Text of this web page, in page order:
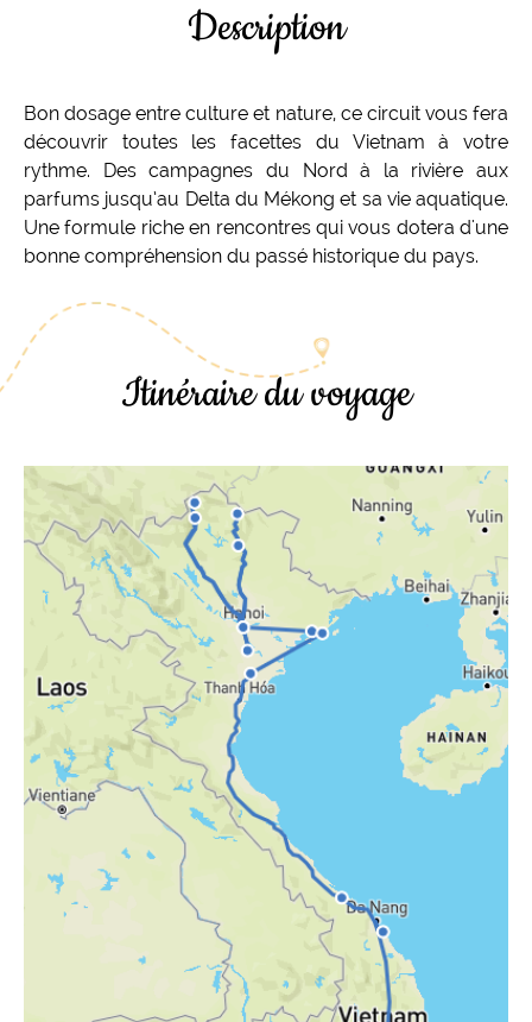
Description
Bon dosage entre culture et nature, ce circuit vous fera
découvrir toutes les facettes du Vietnam à votre
rythme. Des campagnes du Nord à la rivière aux
parfums jusqu’au Delta du Mékong et sa vie aquatique.
Une formule riche en rencontres qui vous dotera d'une
bonne compréhension du passé historique du pays.
Itinéraire du voyage